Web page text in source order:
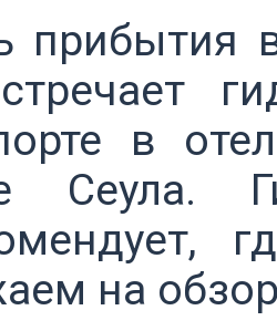
прибытия
в
Сеула.
на